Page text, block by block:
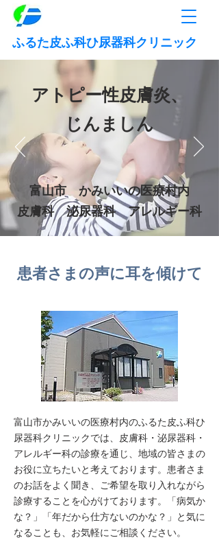
ふるた皮ふ科ひ尿器科クリニック
アトピー性皮膚炎、
じんましん
富山市 かみいいの医療村内
皮膚科 泌尿器科 アレルギー科
患者さまの声に耳を傾けて
富山市かみいいの医療村内のふるた皮ふ科ひ
尿器科クリニックでは、皮膚科・泌尿器科・
アレルギー科の診療を通じ、地域の皆さまの
お役に立ちたいと考えております。患者さま
のお話をよく聞き、ご希望を取り入れながら
診療することを心がけております。「病気か
な？」「年だから仕方ないのかな？」と気に
なることも、お気軽にご相談ください。